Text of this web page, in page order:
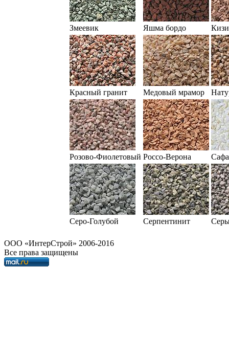
Змеевик Яшма бордо
Красный гранит Медовый мрамор
Розово-Фиолетовый Россо-Верона
Серо-Голубой Серпентинит
OOO «ИнтерСтрой» 2006-2016
Все права защищены